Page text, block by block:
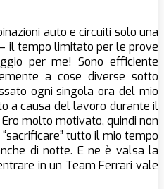
auto e circuiti solo una
il tempo limitato per le prove
per me! Sono efficiente
a cose diverse sotto
ogni singola ora del mio
a causa del lavoro durante il
molto motivato, quindi non
tutto il mio tempo
di notte. E ne è valsa la
in un Team Ferrari vale